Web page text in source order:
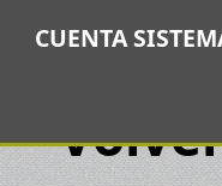
CUENTA